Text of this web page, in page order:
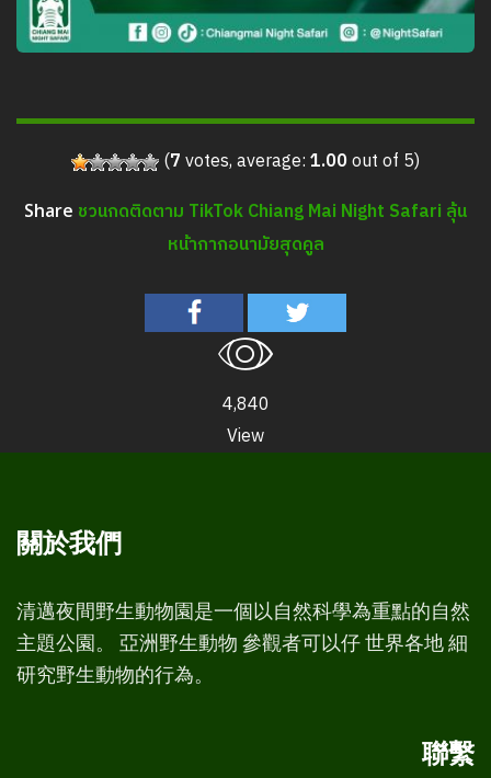
(7votes, average:1.00out of 5)
Share ชวนกดติดตาม TikTok Chiang Mai Night Safari ลุ้น
หน้ากากอนามัยสุดคูล
4,840
View
關於我們
清邁夜間野生動物園是一個以自然科學為重點的自然
主題公園。 亞洲野生動物 參觀者可以仔 世界各地 細
研究野生動物的行為。
聯繫